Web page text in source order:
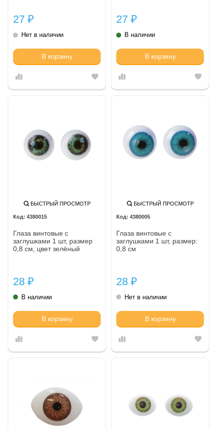
27 ₽
Нет в наличии
В корзину
27 ₽
В наличии
В корзину
БЫСТРЫЙ ПРОСМОТР
4380015
Глаза винтовые с
заглушками 1 шт, размер
0,8 см, цвет зелёный
28 ₽
В наличии
В корзину
БЫСТРЫЙ ПРОСМОТР
4380005
Глаза винтовые с
заглушками 1 шт, размер:
0,8 см
28 ₽
Нет в наличии
В корзину